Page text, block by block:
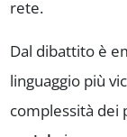
rete.
Dal dibattito è
linguaggio più
complessità dei